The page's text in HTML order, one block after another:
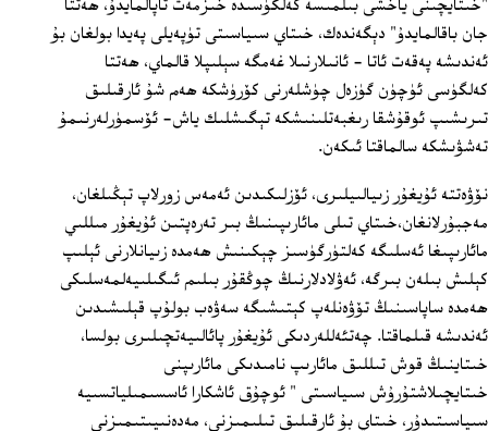
"خىتايچىنى ياخشى بىلمىسە كەلگۈسىدە خىزمەت تاپالمايدۇ، ھەتتا
جان باقالمايدۇ" دېگەندەك، خىتاي سىياسىتى تۈپەيلى پەيدا بولغان بۇ
ئەندىشە پەقەت ئاتا ‏- ئانىلارنىلا غەمگە سېلىپلا قالماي، ھەتتا
كەلگۈسى ئۈچۈن گۈزەل چۈشلەرنى كۆرۈشكە ھەم شۇ ئارقىلىق
تىرىشىپ ئوقۇشقا رىغبەتلىنىشكە تېگىشلىك ياش‏- ئۆسمۈرلەرنىمۇ
تەشۋىشكە سالماقتا ئىكەن.
نۆۋەتتە ئۇيغۇر زىيالىيلىرى، ئۆزلىكىدىن ئەمەس زورلاپ تېڭىلغان،
مەجبۇرلانغان،خىتاي تىلى مائارىپىنىڭ بىر تەرەپتىن ئۇيغۇر مىللىي
مائارىپىغا ئەسلىگە كەلتۈرگۈسىز چېكىنىش ھەمدە زىيانلارنى ئېلىپ
كېلىش بىلەن بىرگە، ئەۋلادلارنىڭ چوڭقۇر بىلىم ئىگىلىيەلمەسلىكى
ھەمدە ساپاسىنىڭ تۆۋەنلەپ كېتىشىگە سەۋەب بولۇپ قېلىشىدىن
ئەندىشە قىلماقتا. چەتئەللەردىكى ئۇيغۇر پائالىيەتچىلىرى بولسا،
خىتاينىڭ قوش تىللىق مائارىپ نامىدىكى مائارىپنى
خىتايچىلاشتۇرۇش سىياسىتى " ئوچۇق ئاشكارا ئاسسىمىلياتسىيە
سىياسىتىدۇر، خىتاي بۇ ئارقىلىق تىلىمىزنى، مەدەنىيىتىمىزنى